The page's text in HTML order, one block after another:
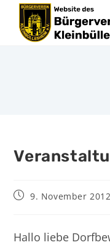
9. November 2012
Hallo liebe